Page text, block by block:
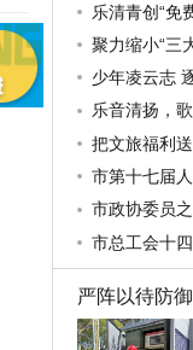
乐清青创“免
聚力缩小“三
少年凌云志
乐音清扬，
把文旅福利
市第十七届
市政协委员
市总工会十
严阵以待防